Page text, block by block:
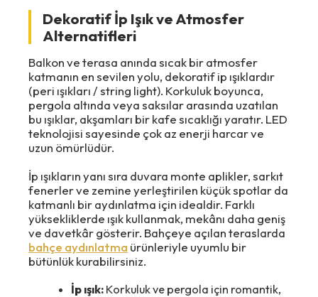
Dekoratif İp Işık ve Atmosfer
Alternatifleri
Balkon ve terasa anında sıcak bir atmosfer
katmanın en sevilen yolu, dekoratif ip ışıklardır
(peri ışıkları / string light). Korkuluk boyunca,
pergola altında veya saksılar arasında uzatılan
bu ışıklar, akşamları bir kafe sıcaklığı yaratır. LED
teknolojisi sayesinde çok az enerji harcar ve
uzun ömürlüdür.
İp ışıkların yanı sıra duvara monte aplikler, sarkıt
fenerler ve zemine yerleştirilen küçük spotlar da
katmanlı bir aydınlatma için idealdir. Farklı
yüksekliklerde ışık kullanmak, mekânı daha geniş
ve davetkâr gösterir. Bahçeye açılan teraslarda
bahçe aydınlatma ürünleriyle uyumlu bir
bütünlük kurabilirsiniz.
İp ışık: Korkuluk ve pergola için romantik,